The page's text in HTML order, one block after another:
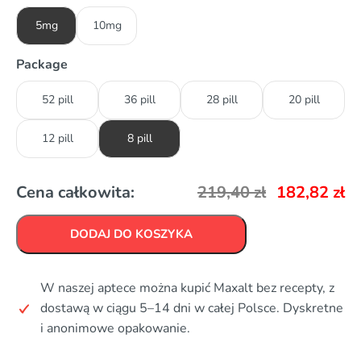
5mg 10mg
Package
52 pill 36 pill 28 pill 20 pill
12 pill 8 pill
Cena całkowita: 219,40zł 182,82 zł
DODAJ DO KOSZYKA
W naszej aptece można kupić Maxalt bez recepty, z
dostawą w ciągu 5–14 dni w całej Polsce. Dyskretne
i anonimowe opakowanie.